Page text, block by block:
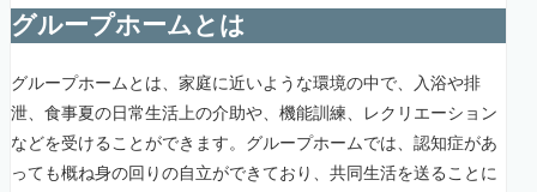
グループホームとは
グループホームとは、家庭に近いような環境の中で、入浴や排
泄、食事夏の日常生活上の介助や、機能訓練、レクリエーション
などを受けることができます。グループホームでは、認知症があ
っても概ね身の回りの自立ができており、共同生活を送ることに